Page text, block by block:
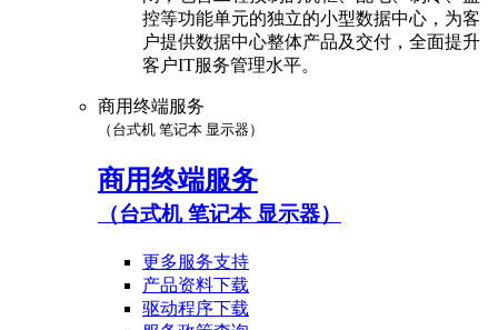
控等功能单元的独立的小型数据中心，为客
户提供数据中心整体产品及交付，全面提升
客户IT服务管理水平。
商用终端服务
（台式机 笔记本 显示器）
商用终端服务
（台式机 笔记本 显示器）
更多服务支持
产品资料下载
驱动程序下载